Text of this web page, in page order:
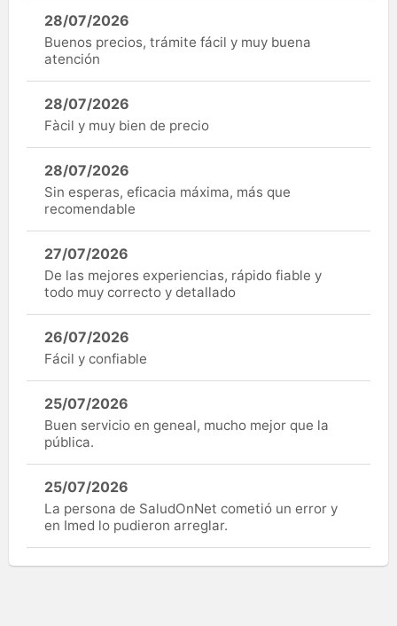
28/07/2026
Buenos precios, trámite fácil y muy buena
atención
28/07/2026
Fàcil y muy bien de precio
28/07/2026
Sin esperas, eficacia máxima, más que
recomendable
27/07/2026
De las mejores experiencias, rápido fiable y
todo muy correcto y detallado
26/07/2026
Fácil y confiable
25/07/2026
Buen servicio en geneal, mucho mejor que la
pública.
25/07/2026
La persona de SaludOnNet cometió un error y
en Imed lo pudieron arreglar.